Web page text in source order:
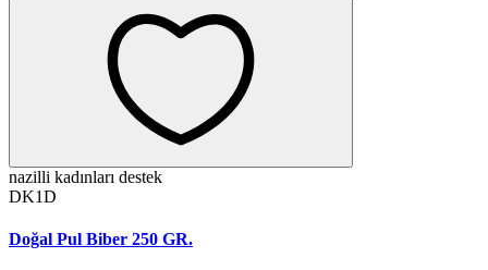
nazilli kadınları destek
DK1D
Doğal Pul Biber 250 GR.